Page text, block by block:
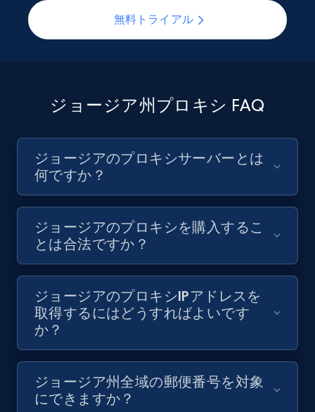
無料トライアル
ジョージア州プロキシ FAQ
ジョージアのプロキシサーバーとは
何ですか？
ジョージアのプロキシを購入するこ
とは合法ですか？
ジョージアのプロキシIPアドレスを
取得するにはどうすればよいです
か？
ジョージア州全域の郵便番号を対象
にできますか？